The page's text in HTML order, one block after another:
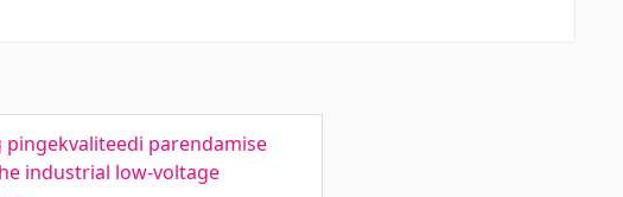
parendamise
industrial low-voltage